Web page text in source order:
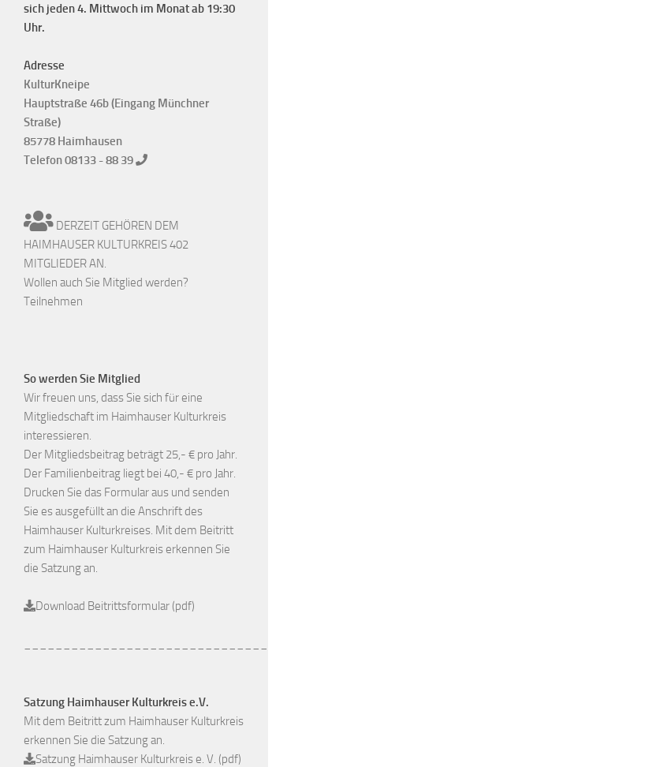
sich jeden 4. Mittwoch im Monat ab 19:30
Uhr.
Adresse
KulturKneipe
Hauptstraße 46b (Eingang Münchner
Straße)
85778 Haimhausen
Telefon 08133 - 88 39
DERZEIT GEHÖREN DEM
HAIMHAUSER KULTURKREIS 402
MITGLIEDER AN.
Wollen auch Sie Mitglied werden?
Teilnehmen
So werden Sie Mitglied
Wir freuen uns, dass Sie sich für eine
Mitgliedschaft im Haimhauser Kulturkreis
interessieren.
Der Mitgliedsbeitrag beträgt 25,- € pro Jahr.
Der Familienbeitrag liegt bei 40,- € pro Jahr.
Drucken Sie das Formular aus und senden
Sie es ausgefüllt an die Anschrift des
Haimhauser Kulturkreises. Mit dem Beitritt
zum Haimhauser Kulturkreis erkennen Sie
die Satzung an.
Download Beitrittsformular (pdf)
Satzung Haimhauser Kulturkreis e.V.
Mit dem Beitritt zum Haimhauser Kulturkreis
erkennen Sie die Satzung an.
Satzung Haimhauser Kulturkreis e. V. (pdf)